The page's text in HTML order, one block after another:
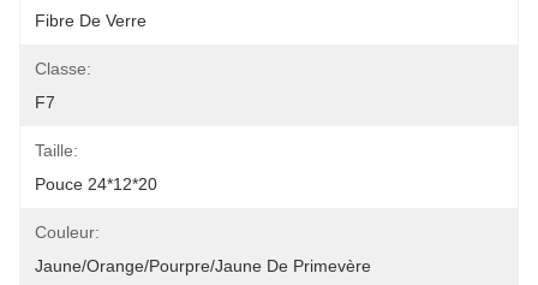
Fibre De Verre
Classe:
F7
Taille:
Pouce 24*12*20
Couleur:
Jaune/orange/pourpre/jaune De Primevère